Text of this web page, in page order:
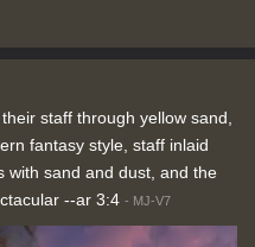
staff through yellow sand,
fantasy style, staff inlaid
with sand and dust, and the
--ar 3:4 - MJ-V7